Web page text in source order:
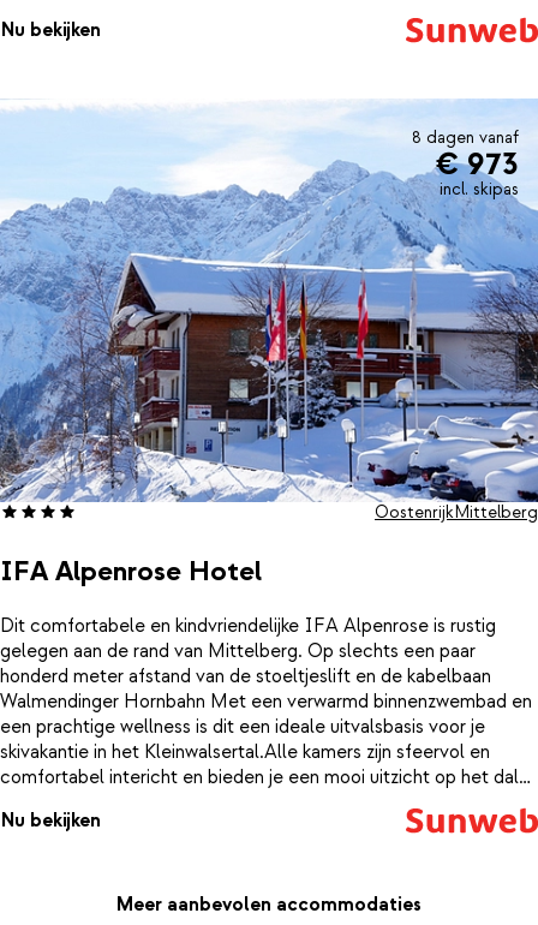
kegelen, badminton of tafeltennis, even relaxen in de Finse
Nu bekijken
8 dagen vanaf
€ 973
incl. skipas
IFA Alpenrose Hotel
OostenrijkMittelberg
Dit comfortabele en kindvriendelijke IFA Alpenrose is rustig
gelegen aan de rand van Mittelberg. Op slechts een paar
honderd meter afstand van de stoeltjeslift en de kabelbaan
Walmendinger Hornbahn Met een verwarmd binnenzwembad en
een prachtige wellness is dit een ideale uitvalsbasis voor je
skivakantie in het Kleinwalsertal.Alle kamers zijn sfeervol en
comfortabel intericht en bieden je een mooi uitzicht op het dal
Nu bekijken
Meer aanbevolen accommodaties